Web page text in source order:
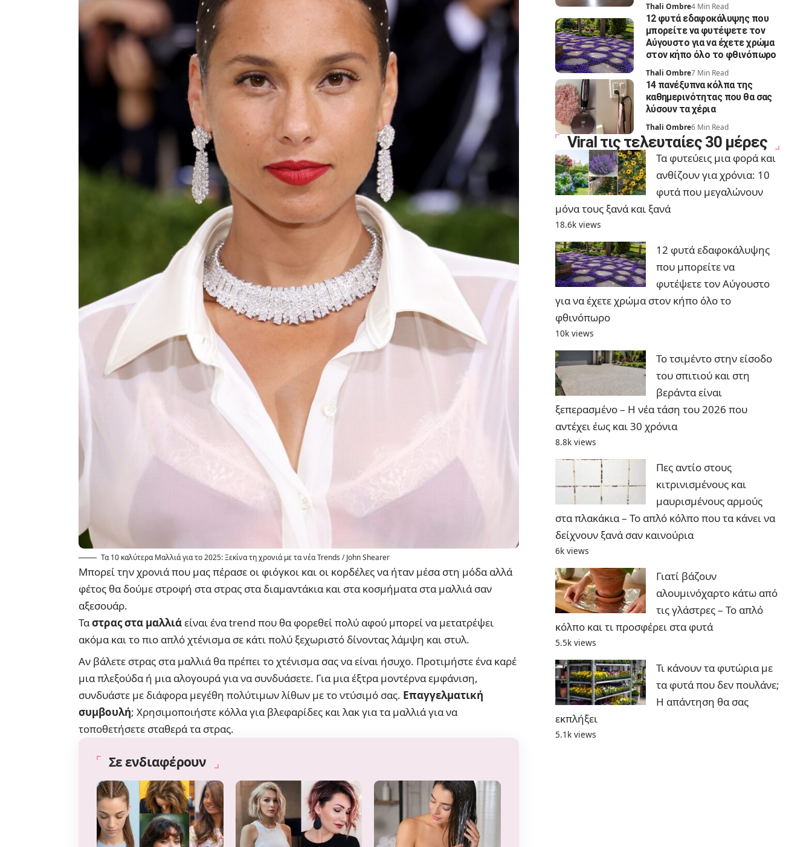
Τα 10 καλύτερα Μαλλιά για το 2025: Ξεκίνα τη χρονιά με τα νέα Trends / John Shearer
Μπορεί την χρονιά που μας πέρασε οι φιόγκοι και οι κορδέλες να ήταν μέσα στη μόδα αλλά
φέτος θα δούμε στροφή στα στρας στα διαμαντάκια και στα κοσμήματα στα μαλλιά σαν
αξεσουάρ.
Ταστρας στα μαλλιάείναι ένα trend που θα φορεθεί πολύ αφού μπορεί να μετατρέψει
ακόμα και το πιο απλό χτένισμα σε κάτι πολύ ξεχωριστό δίνοντας λάμψη και στυλ.
Αν βάλετε στρας στα μαλλιά θα πρέπει το χτένισμα σας να είναι ήσυχο. Προτιμήστε ένα καρέ
μια πλεξούδα ή μια αλογουρά για να συνδυάσετε. Για μια έξτρα μοντέρνα εμφάνιση,
συνδυάστε με διάφορα μεγέθη πολύτιμων λίθων με το ντύσιμό σας. Επαγγελματική
συμβουλή; Χρησιμοποιήστε κόλλα για βλεφαρίδες και λακ για τα μαλλιά για να
τοποθετήσετε σταθερά τα στρας.
Σε ενδιαφέρουν
Thali Ombre4 Min Read
12 φυτά εδαφοκάλυψης που
μπορείτε να φυτέψετε τον
Αύγουστο για να έχετε χρώμα
στον κήπο όλο το φθινόπωρο
Thali Ombre7 Min Read
14 πανέξυπνα κόλπα της
καθημερινότητας που θα σας
λύσουν τα χέρια
Thali Ombre6 Min Read
Viral τις τελευταίες 30 μέρες
Τα φυτεύεις μια φορά και
ανθίζουν για χρόνια: 10
φυτά που μεγαλώνουν
μόνα τους ξανά και ξανά
18.6k views
12 φυτά εδαφοκάλυψης
που μπορείτε να
φυτέψετε τον Αύγουστο
για να έχετε χρώμα στον κήπο όλο το
φθινόπωρο
10k views
Το τσιμέντο στην είσοδο
του σπιτιού και στη
βεράντα είναι
ξεπερασμένο – Η νέα τάση του 2026 που
αντέχει έως και 30 χρόνια
8.8k views
Πες αντίο στους
κιτρινισμένους και
μαυρισμένους αρμούς
στα πλακάκια – Το απλό κόλπο που τα κάνει να
δείχνουν ξανά σαν καινούρια
6k views
Γιατί βάζουν
αλουμινόχαρτο κάτω από
τις γλάστρες – Το απλό
κόλπο και τι προσφέρει στα φυτά
5.5k views
Τι κάνουν τα φυτώρια με
τα φυτά που δεν πουλάνε;
Η απάντηση θα σας
εκπλήξει
5.1k views